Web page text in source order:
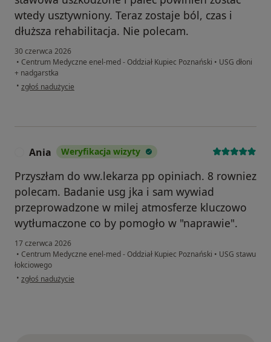
wtedy usztywniony. Teraz zostaje ból, czas i
dłuższa rehabilitacja. Nie polecam.
30 czerwca 2026
• Centrum Medyczne enel-med - Oddział Kupiec Poznański • USG dłoni
+ nadgarstka
• w opinii użytkownika PK
zgłoś nadużycie
Ania Weryfikacja wizyty
Przyszłam do ww.lekarza pp opiniach. 8 rowniez
polecam. Badanie usg jka i sam wywiad
przeprowadzone w milej atmosferze kluczowo
wytłumaczone co by pomogło w "naprawie".
17 czerwca 2026
• Centrum Medyczne enel-med - Oddział Kupiec Poznański • USG stawu
łokciowego
• w opinii użytkownika Ania
zgłoś nadużycie